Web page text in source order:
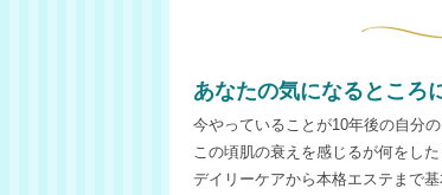
あなたの気になるところ
今やっていることが10年後の自分
この頃肌の衰えを感じるが何をし
デイリーケアから本格エステまで